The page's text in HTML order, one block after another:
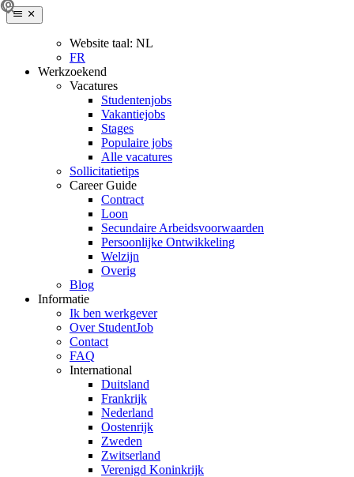
Website taal: NL
FR
Werkzoekend
Vacatures
Studentenjobs
Vakantiejobs
Stages
Populaire jobs
Alle vacatures
Sollicitatietips
Career Guide
Contract
Loon
Secundaire Arbeidsvoorwaarden
Persoonlijke Ontwikkeling
Welzijn
Overig
Blog
Informatie
Ik ben werkgever
Over StudentJob
Contact
FAQ
International
Duitsland
Frankrijk
Nederland
Oostenrijk
Zweden
Zwitserland
Verenigd Koninkrijk